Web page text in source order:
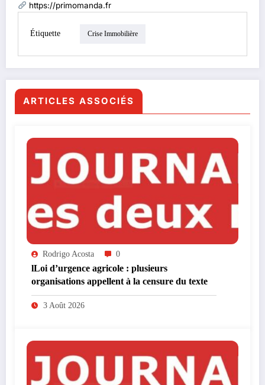
https://primomanda.fr
Étiquette Crise Immobilière
ARTICLES ASSOCIÉS
Rodrigo Acosta 0
lLoi d’urgence agricole : plusieurs
organisations appellent à la censure du texte
3 Août 2026